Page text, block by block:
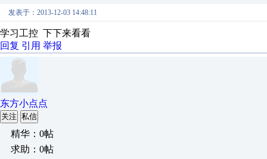
发表于：2013-12-03 14:48:11
学习工控 下下来看看
回复 引用 举报
东方小点点
关注 私信
精华：0帖
求助：0帖